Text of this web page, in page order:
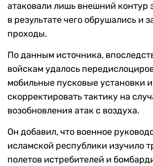
атаковали лишь внешний контур
в результате чего обрушались и
проходы.
По данным источника,
войскам удалось
мобильные пусковые установки и
скорректировать тактику на
возобновления атак с воздуха.
Он добавил, что военное
исламской республики изучило
полетов истребителей и